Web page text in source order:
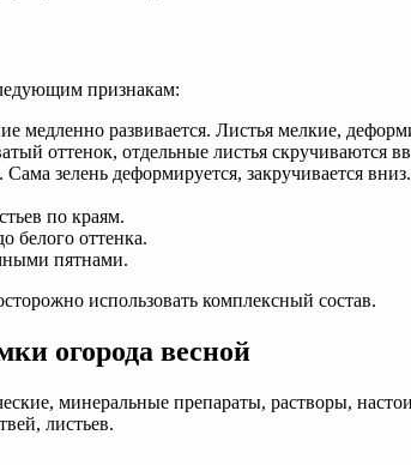
признакам:
медленно развивается. Листья мелкие,
оттенок, отдельные листья скручиваются
зелень деформируется, закручивается
по краям.
белого оттенка.
пятнами.
использовать комплексный состав.
огорода весной
минеральные препараты, растворы,
листьев.